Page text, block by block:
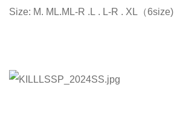
Size: M. ML.ML-R .L . L-R . XL（6size)